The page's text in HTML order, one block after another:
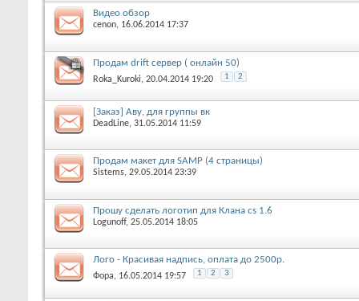
Видео обзор
cenon, 16.06.2014 17:37
Продам drift сервер ( онлайн 50)
Roka_Kuroki, 20.04.2014 19:20 1 2
[Заказ] Аву, для группы вк
DeadLine, 31.05.2014 11:59
Продам макет для SAMP (4 страницы)
Sistems, 29.05.2014 23:39
Прошу сделать логотип для Клана cs 1.6
Logunoff, 25.05.2014 18:05
Лого - Красивая надпись, оплата до 2500р.
Фора, 16.05.2014 19:57 1 2 3